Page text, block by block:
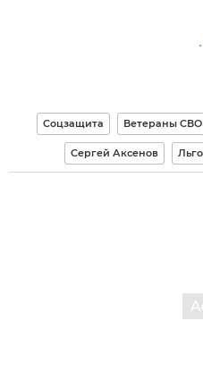
Соцзащита Ветераны СВО
Сергей Аксенов